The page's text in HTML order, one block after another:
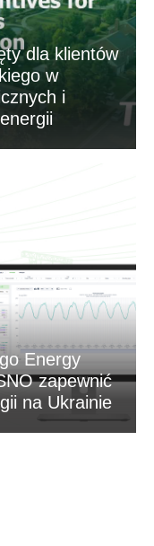
dla klientów
w
i
Energy
zapewnić
na Ukrainie